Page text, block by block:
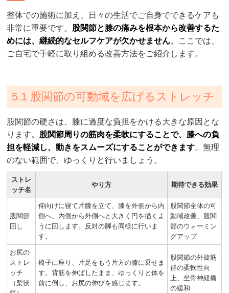
整体での施術に加え、日々の生活でご自身でできるケアも
非常に重要です。 股関節と膝の痛みを根本から改善するた
めには、継続的なセルフケアが欠かせません。ここでは、
ご自宅で手軽に取り組める改善方法をご紹介します。
5.1 股関節の可動域を広げるストレッチ
股関節の硬さは、膝に過度な負担をかける大きな原因とな
ります。 股関節周りの筋肉を柔軟にすることで、膝への負
担を軽減し、動きをスムーズにすることができます。無理
のない範囲で、ゆっくりと行いましょう。
ストレ
ッチ名
やり方 期待できる効果
股関節
回し
仰向けに寝て片膝を立て、膝を外側から内
側へ、内側から外側へと大きく円を描くよ
うに回します。反対の脚も同様に行いま
す。
股関節全体の可
動域改善、股関
節のウォーミン
グアップ
お尻の
ストレ
ッチ
（梨状
椅子に座り、片足をもう片方の膝に乗せま
す。背筋を伸ばしたまま、ゆっくりと体を
前に倒し、お尻の伸びを感じます。
股関節の外旋筋
群の柔軟性向
上、坐骨神経痛
の緩和